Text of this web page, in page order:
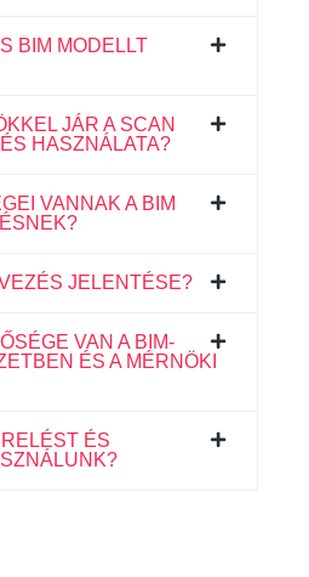
BIM MODELLT
JÁR A SCAN
HASZNÁLATA?
VANNAK A BIM
JELENTÉSE?
VAN A BIM-
ÉS A MÉRNÖKI
ÉS